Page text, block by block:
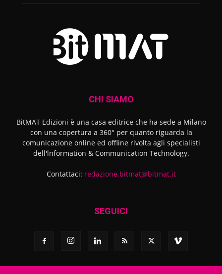
CHI SIAMO
BitMAT Edizioni è una casa editrice che ha sede a Milano
con una copertura a 360° per quanto riguarda la
comunicazione online ed offline rivolta agli specialisti
dell'lnformation & Communication Technology.
Contattaci: redazione.bitmat@bitmat.it
SEGUICI